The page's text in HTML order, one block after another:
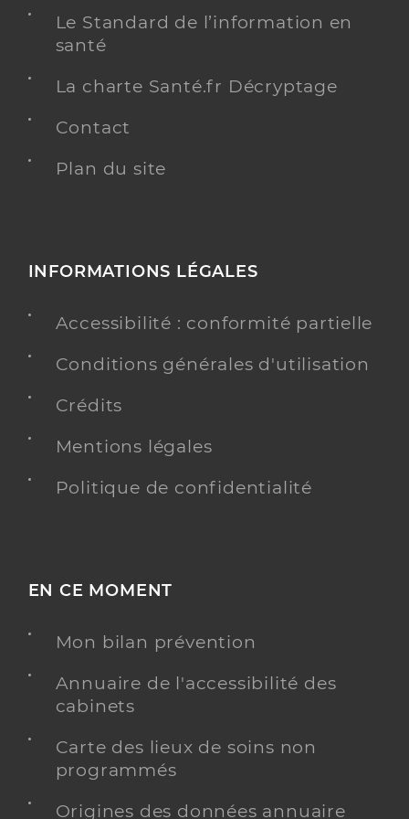
Le Standard de l’information en
santé
La charte Santé.fr Décryptage
Contact
Plan du site
INFORMATIONS LÉGALES
Accessibilité : conformité partielle
Conditions générales d'utilisation
Crédits
Mentions légales
Politique de confidentialité
EN CE MOMENT
Mon bilan prévention
Annuaire de l'accessibilité des
cabinets
Carte des lieux de soins non
programmés
Origines des données annuaire